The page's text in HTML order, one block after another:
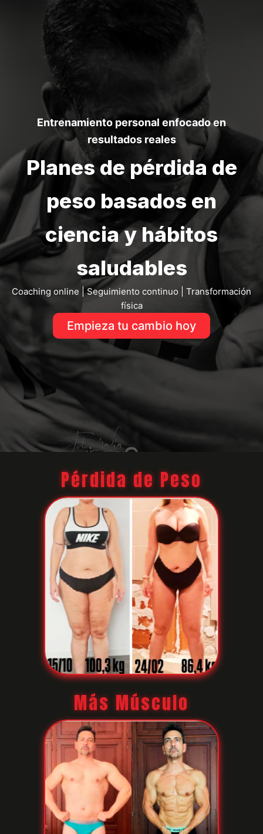
Entrenamiento personal enfocado en
resultados reales
Planes de pérdida de
peso basados en
ciencia y hábitos
saludables
Coaching online | Seguimiento continuo | Transformación
física
Empieza tu cambio hoy
Pérdida de Peso
Más Músculo